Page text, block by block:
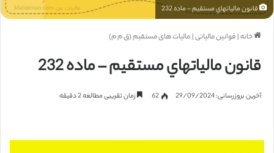
قانون مالياتهاي مستقيم - ماده 232
خانه|قوانین مالیاتی|مالیات های مستقیم (ق م م)
قانون مالياتهاي مستقيم – ماده 232
آخرین بروزرسانی: 29/09/2024 62 زمان تقریبی مطالعه 2 دقیقه